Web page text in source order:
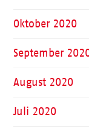
Oktober 2020
September
August 2020
Juli 2020